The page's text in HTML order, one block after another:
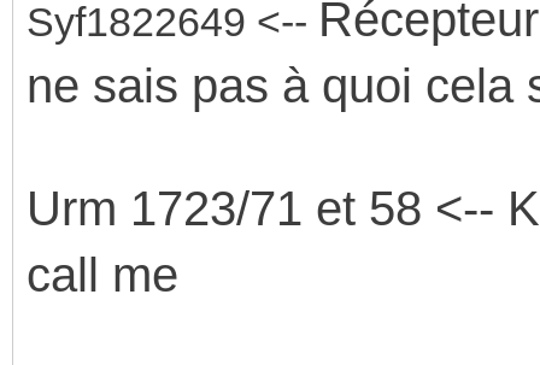
Syf1822649 <--
ne sais pas à quoi cela
Urm 1723/71 et 58 <--
call me